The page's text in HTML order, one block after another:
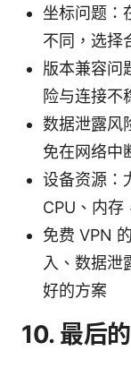
坐标问题：
不同，选择
版本兼容问
险与连接不
数据泄露风
免在网络中
设备资源：
CPU、内存
免费 VPN
入、数据泄
好的方案
10. 最后